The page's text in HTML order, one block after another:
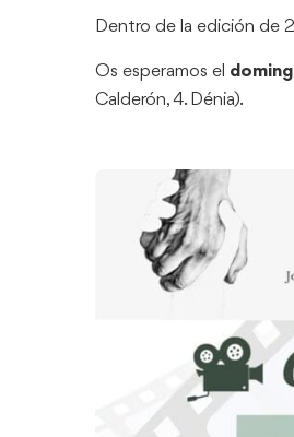
Dentro de la edición de
Os esperamos el
Calderón, 4. Dénia).